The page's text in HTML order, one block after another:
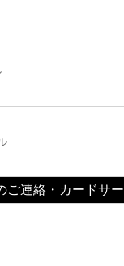
連絡・カードサ